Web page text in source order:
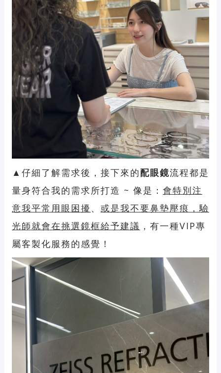
▲仔細了解需求後，接下來的配眼鏡流程都是
量身符合我的需求所打造 ~ 像是： 會特別注
意我平常用眼困擾 、 或是我不要鼻墊壓痕，驗
光師就會在挑選鏡框給予建議 ，有一種VIP專
屬客製化服務的感覺！